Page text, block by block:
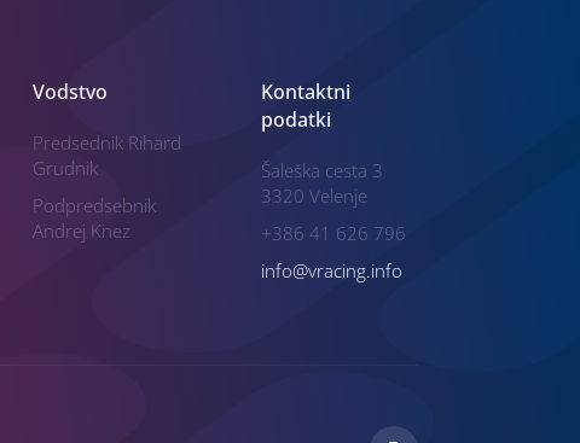
Vodstvo
Predsednik Rihard
Grudnik
Podpredsebnik
Andrej Knez
Kontaktni
podatki
Šaleška cesta 3
3320 Velenje
+386 41 626 796
info@vracing.info